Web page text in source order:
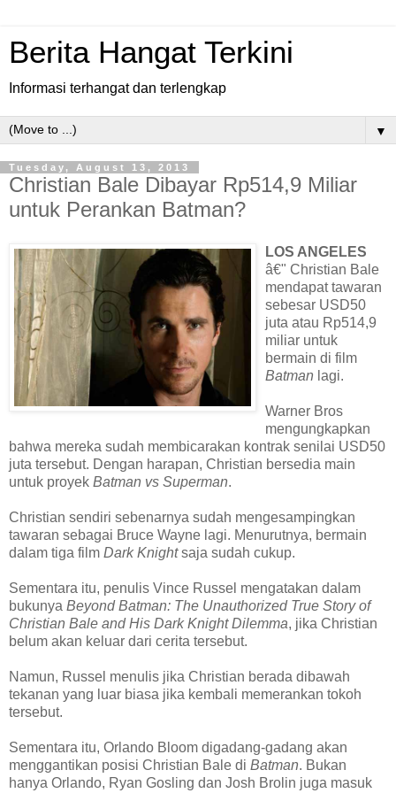
Berita Hangat Terkini
Informasi terhangat dan terlengkap
▼
Tuesday, August 13, 2013
Christian Bale Dibayar Rp514,9 Miliar
untuk Perankan Batman?
LOS ANGELES
â€" Christian Bale
mendapat tawaran
sebesar USD50
juta atau Rp514,9
miliar untuk
bermain di film
Batman lagi.
Warner Bros
mengungkapkan
bahwa mereka sudah membicarakan kontrak senilai USD50
juta tersebut. Dengan harapan, Christian bersedia main
untuk proyek Batman vs Superman.
Christian sendiri sebenarnya sudah mengesampingkan
tawaran sebagai Bruce Wayne lagi. Menurutnya, bermain
dalam tiga film Dark Knightsaja sudah cukup.
Sementara itu, penulis Vince Russel mengatakan dalam
bukunya Beyond Batman: The Unauthorized True Story of
Christian Bale and His Dark Knight Dilemma, jika Christian
belum akan keluar dari cerita tersebut.
Namun, Russel menulis jika Christian berada dibawah
tekanan yang luar biasa jika kembali memerankan tokoh
tersebut.
Sementara itu, Orlando Bloom digadang-gadang akan
menggantikan posisi Christian Bale di Batman. Bukan
hanya Orlando, Ryan Gosling dan Josh Brolin juga masuk